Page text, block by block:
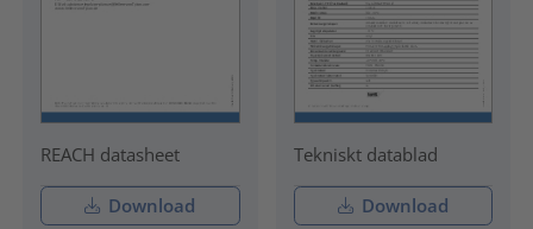
REACH datasheet
Download
Tekniskt datablad
Download